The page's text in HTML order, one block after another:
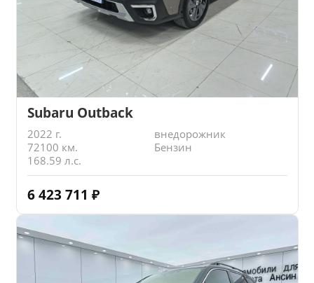
Subaru Outback
2022 г.
внедорожник
72100 км.
Бензин
168.59 л.с.
6 423 711 ₽